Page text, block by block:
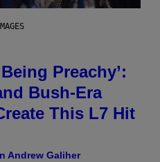
Preachy’:
Bush-Era
This L7 Hit
Andrew Galiher